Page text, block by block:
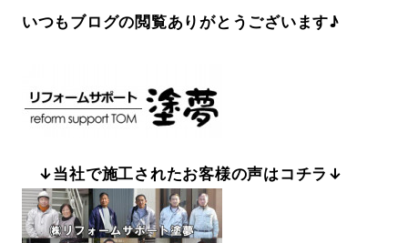
いつもブログの閲覧ありがとうございます♪
↓当社で施工されたお客様の声はコチラ↓